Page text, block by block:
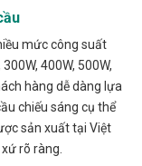
mức công suất
400W, 500W,
hàng dễ dàng lựa
chiếu sáng cụ thể
sản xuất tại Việt
rõ ràng.